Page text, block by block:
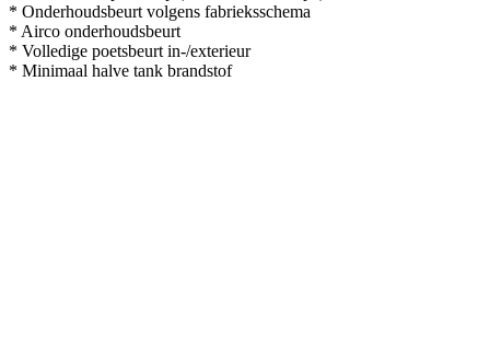
* Onderhoudsbeurt volgens fabrieksschema
* Airco onderhoudsbeurt
* Volledige poetsbeurt in-/exterieur
* Minimaal halve tank brandstof